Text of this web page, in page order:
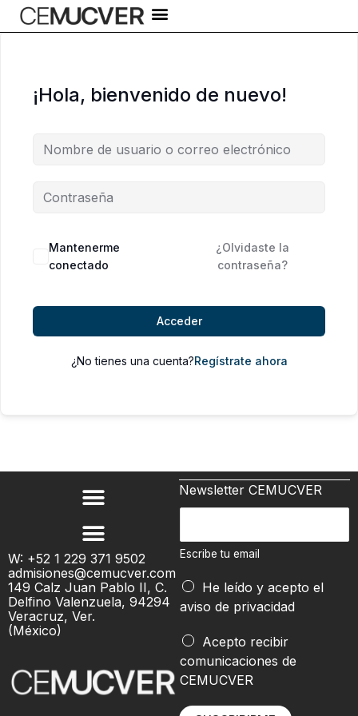
al
¡Hola, bienvenido de nuevo!
Alternative:
Mantenerme
conectado
¿Olvidaste la
contraseña?
Acceder
¿No tienes una cuenta?Regístrate ahora
W: +52 1 229 371 9502
admisiones@cemucver.com
149 Calz Juan Pablo II, C.
Delfino Valenzuela, 94294
Veracruz, Ver.
(México)
Newsletter CEMUCVER
*
s
r
i
e
c
i
b
e
u
e
m
Escribe tu email
He leído y acepto el
aviso de privacidad
Acepto recibir
comunicaciones de
CEMUCVER